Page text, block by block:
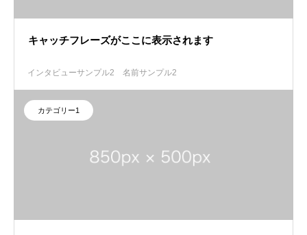
キャッチフレーズがここに表示されます
インタビューサンプル2 名前サンプル2
カテゴリー1